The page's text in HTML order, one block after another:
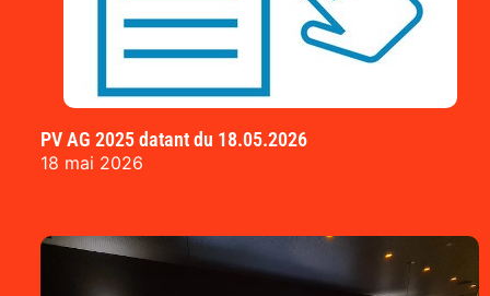
PV AG 2025 datant du 18.05.2026
18 mai 2026